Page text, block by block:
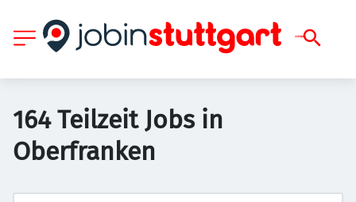
164 Teilzeit Jobs in
Oberfranken